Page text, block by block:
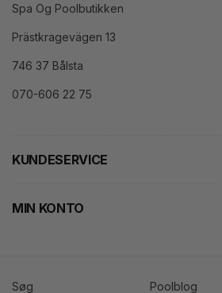
Spa Og Poolbutikken
Prästkragevägen 13
746 37 Bålsta
070-606 22 75
KUNDESERVICE
MIN KONTO
Søg Poolblog